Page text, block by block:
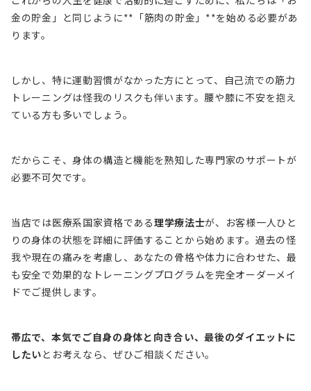
金の貯金」と同じように**「筋肉の貯金」**を始める必要があ
ります。
しかし、特に運動習慣がなかった方にとって、自己流での筋力
トレーニングは怪我のリスクも伴います。腰や膝に不安を抱え
ている方も多いでしょう。
だからこそ、身体の構造と機能を熟知した専門家のサポートが
必要不可欠です。
当店では医療系国家資格である理学療法士が、お客様一人ひと
りの身体の状態を詳細に評価することから始めます。過去の怪
我や現在の痛みを考慮し、あなたの骨格や体力に合わせた、最
も安全で効果的なトレーニングプログラムを完全オーダーメイ
ドでご提供します。
帯広で、本気でご自身の身体と向き合い、最後のダイエットに
したいとお考えなら、ぜひご相談ください。